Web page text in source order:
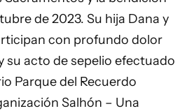
de 2023. Su hija Dana y
con profundo dolor
su acto de sepelio efectuado
Parque del Recuerdo
Salhón – Una